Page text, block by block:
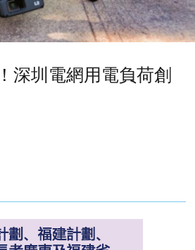
深圳電網用電負荷創